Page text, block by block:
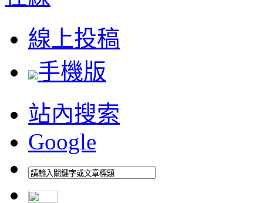
線上投稿
手機版
站內搜索
Google